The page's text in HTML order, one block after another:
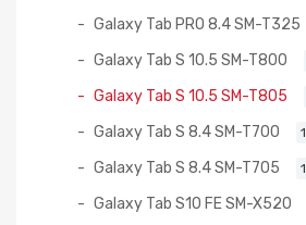
Galaxy Tab PRO 8.4 SM-T325
Galaxy Tab S 10.5 SM-T800
Galaxy Tab S 10.5 SM-T805
Galaxy Tab S 8.4 SM-T700 1
Galaxy Tab S 8.4 SM-T705 1
Galaxy Tab S10 FE SM-X520